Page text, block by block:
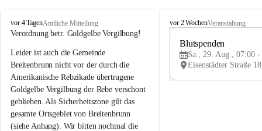
B
r
i
t
e
n
b
r
u
n
vor 4 TagenAmtliche Mitteilung
Verordnung betr. Goldgelbe Vergilbung!
Leider ist auch die Gemeinde
Breitenbrunn nicht vor der durch die
Amerikanische Rebzikade übertragene
Goldgelbe Vergilbung der Rebe verschont
geblieben. Als Sicherheitszone gilt das
gesamte Ortsgebiet von Breitenbrunn
(siehe Anhang). Wir bitten nochmal die
B
e
vor 2 WochenVeranstaltung
Blutspenden
Sa., 29. Aug., 07:00 -